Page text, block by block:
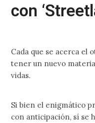
con
Cada que se acerca el
tener un nuevo
vidas.
Si bien el enigmático
con anticipación, sí se